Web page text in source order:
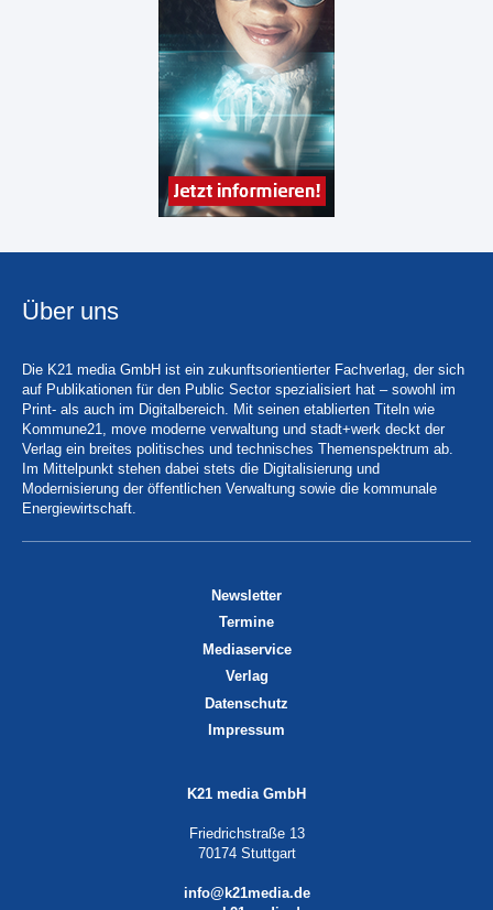
Über uns
Die K21 media GmbH ist ein zukunftsorientierter Fachverlag, der sich
auf Publikationen für den Public Sector spezialisiert hat – sowohl im
Print- als auch im Digitalbereich. Mit seinen etablierten Titeln wie
Kommune21, move moderne verwaltung und stadt+werk deckt der
Verlag ein breites politisches und technisches Themenspektrum ab.
Im Mittelpunkt stehen dabei stets die Digitalisierung und
Modernisierung der öffentlichen Verwaltung sowie die kommunale
Energiewirtschaft.
Newsletter
Termine
Mediaservice
Verlag
Datenschutz
Impressum
K21 media GmbH
Friedrichstraße 13
70174 Stuttgart
info@k21media.de